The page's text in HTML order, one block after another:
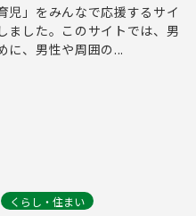
児」をみんなで応援するサイ
ました。このサイトでは、男
に、男性や周囲の...
くらし・住まい